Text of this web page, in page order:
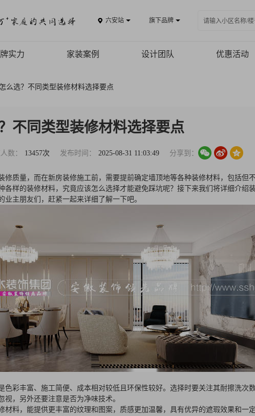
六安站 旗下品牌
实力
牌介绍
牌文化
水视频
户的信
家装案例
案例品鉴
全景VR
设计团队 优惠活动
么选？不同类型装修材料选择要点
不同类型装修材料选择要点
数： 13457次 发布时间： 2025-08-31 11:03:49 分享到：
修质量，而在新房装修施工前，需要提前确定墙顶地等各种装修材料，包括但
各样的装修材料，究竟应该怎么选择才能避免踩坑呢？接下来我们将详细介绍
主朋友们，赶紧一起来详细了解一下吧。
色彩丰富、施工简便、成本相对较低且环保性较好。选择时要关注其耐擦洗次
，另外还要注意是否为净味技术。
料，能提供更丰富的纹理和图案，质感更加温馨，具有优异的遮瑕效果和一定